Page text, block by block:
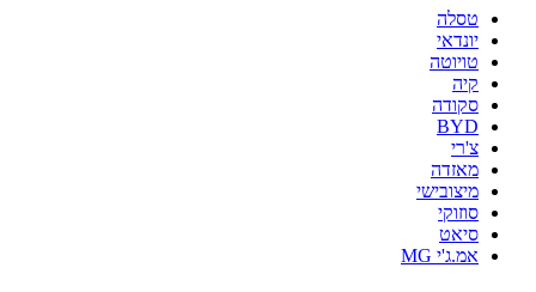
טסלה
יונדאי
טויוטה
קיה
סקודה
BYD
צ'רי
מאזדה
מיצובישי
סוזוקי
סיאט
אמ.ג'י MG